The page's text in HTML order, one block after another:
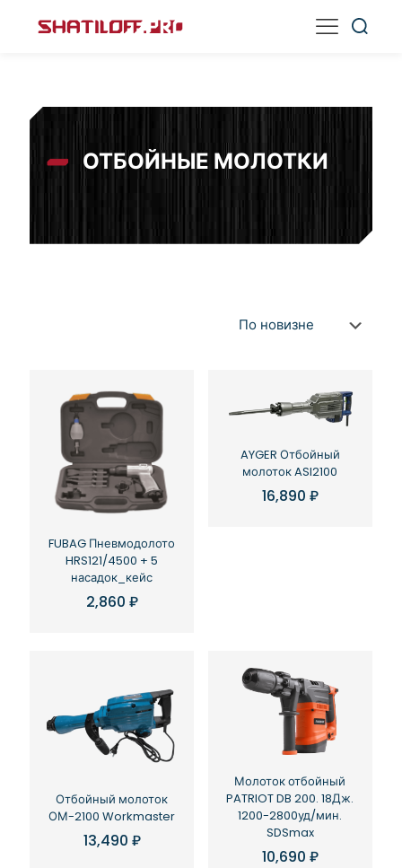
ОТБОЙНЫЕ МОЛОТКИ
FUBAG Пневмодолото
HRS121/4500 + 5
насадок_кейс
2,860 ₽
AYGER Отбойный
молоток ASI2100
16,890 ₽
Отбойный молоток
ОМ-2100 Workmaster
13,490 ₽
Молоток отбойный
PATRIOT DB 200. 18Дж.
1200-2800уд/мин.
SDSmax
10,690 ₽